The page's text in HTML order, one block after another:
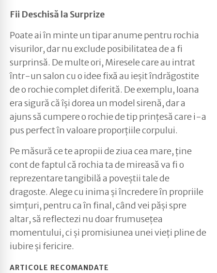
Fii Deschisă la Surprize
Poate ai în minte un tipar anume pentru rochia
visurilor, dar nu exclude posibilitatea de a fi
surprinsă. De multe ori, Miresele care au intrat
într-un salon cu o idee fixă au ieșit îndrăgostite
de o rochie complet diferită. De exemplu, Ioana
era sigură că își dorea un model sirenă, dar a
ajuns să cumpere o rochie de tip prințesă care i-a
pus perfect în valoare proporțiile corpului.
Pe măsură ce te apropii de ziua cea mare, ține
cont de faptul că rochia ta de mireasă va fi o
reprezentare tangibilă a poveștii tale de
dragoste. Alege cu inima și încredere în propriile
simțuri, pentru ca în final, când vei păși spre
altar, să reflectezi nu doar frumusețea
momentului, ci și promisiunea unei vieți pline de
iubire și fericire.
ARTICOLE RECOMANDATE